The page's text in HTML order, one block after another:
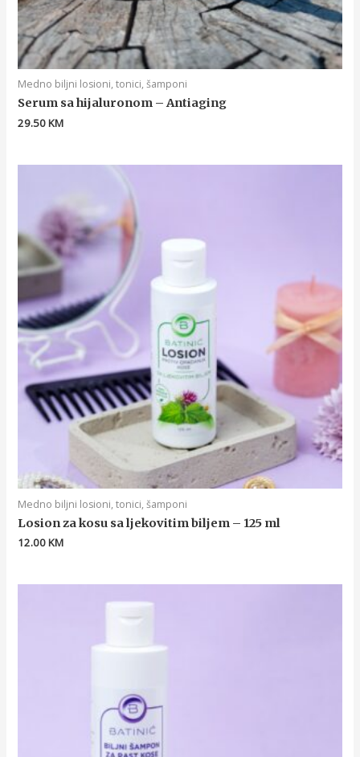
Medno biljni losioni, tonici, šamponi
Serum sa hijaluronom – Antiaging
29.50KM
Medno biljni losioni, tonici, šamponi
Losion za kosu sa ljekovitim biljem – 125 ml
12.00KM